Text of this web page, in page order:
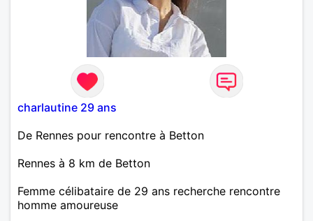
charlautine 29 ans
De Rennes pour rencontre à Betton
Rennes à 8 km de Betton
Femme célibataire de 29 ans recherche rencontre
homme amoureuse